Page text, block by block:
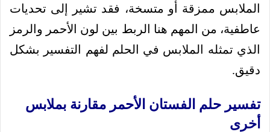
الملابس ممزقة أو متسخة، فقد تشير إلى تحديات
عاطفية، من المهم هنا الربط بين لون الأحمر والرمز
الذي تمثله الملابس في الحلم لفهم التفسير بشكل
دقيق.
تفسير حلم الفستان الأحمر مقارنة بملابس
أخرى